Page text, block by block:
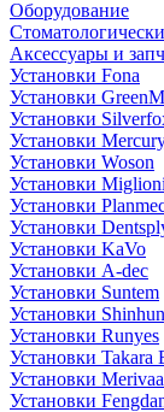
Оборудование
Аксессуары и
Установки Fona
Установки
Установки
Установки
Установки Woson
Установки
Установки
Установки
Установки KaVo
Установки A-dec
Установки Suntem
Установки
Установки Runyes
Установки Takara
Установки
Установки